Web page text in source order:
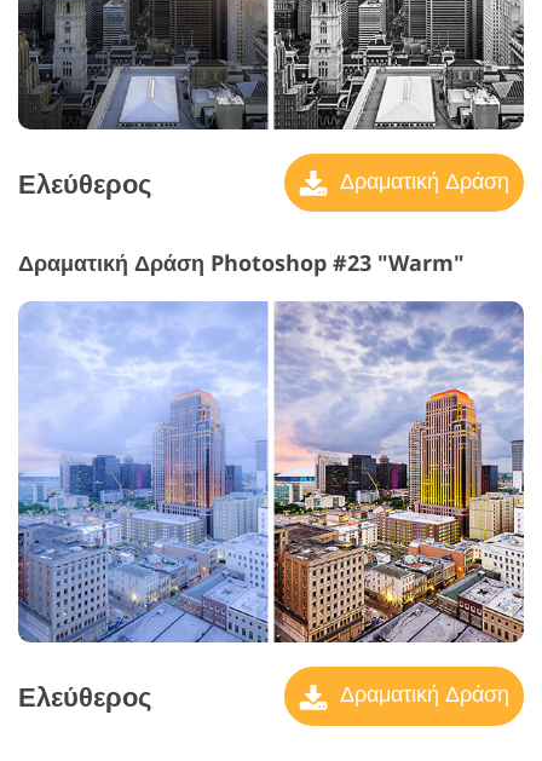
Ελεύθερος Δραματική Δράση
Δραματική Δράση Photoshop #23 "Warm"
Ελεύθερος Δραματική Δράση